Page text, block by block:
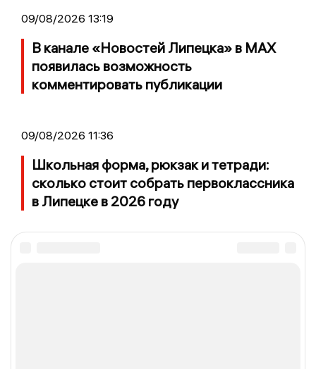
09/08/2026 13:19
В канале «Новостей Липецка» в MAX
появилась возможность
комментировать публикации
09/08/2026 11:36
Школьная форма, рюкзак и тетради:
сколько стоит собрать первоклассника
в Липецке в 2026 году